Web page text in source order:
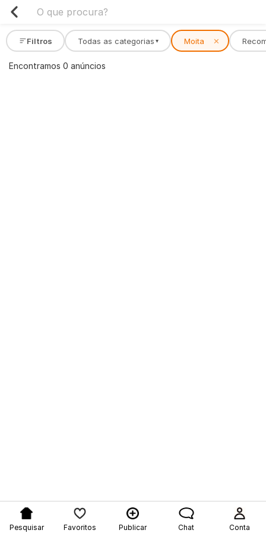
Filtros Todas as categorias ▾ Moita ✕
Encontramos 0 anúncios
Pesquisar Favoritos Publicar Chat Conta